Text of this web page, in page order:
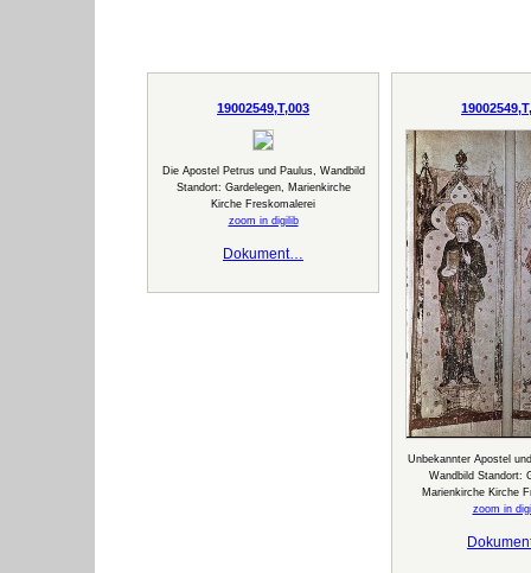
19002549,T,003
Die Apostel Petrus und Paulus, Wandbild
Standort: Gardelegen, Marienkirche
Kirche Freskomalerei
zoom in digilib
Dokument…
Unbekannter Apostel
Wandbild Standort:
Marienkirche Kirche
zoom in